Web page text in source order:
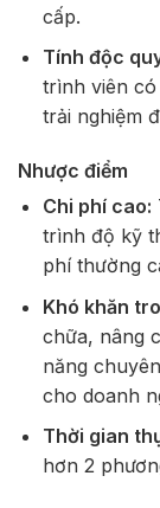
cấp.
Tính độc
trình viên có
trải nghiệm
Nhược điểm
Chi phí cao:
trình độ kỹ
phí thường
Khó khăn
chữa, nâng
năng
cho doanh
Thời gian
hơn 2